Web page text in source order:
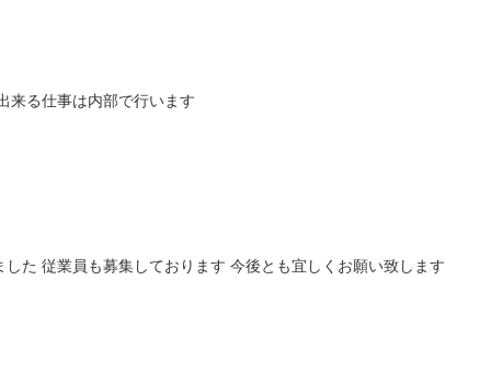
来る仕事は内部で行います
した 従業員も募集しております 今後とも宜しくお願い致します